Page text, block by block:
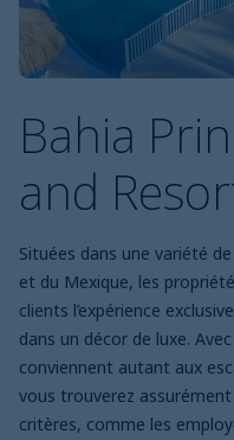
Bahia
and
Situées dans une variété
et du Mexique, les
clients l’expérience
dans un décor de luxe.
conviennent autant aux
vous trouverez
critères, comme les